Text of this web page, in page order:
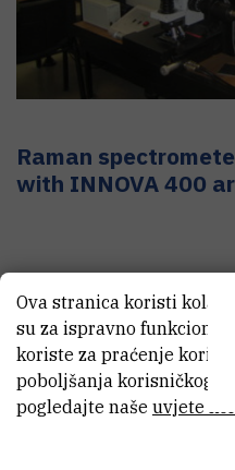
Raman
with INNOVA 400
Ova stranica koristi
su za ispravno
koriste za praćenje
poboljšanja korisničkog
pogledajte naše uvjete